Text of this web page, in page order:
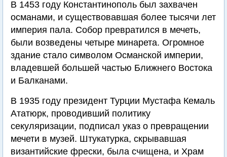
В 1453 году Константинополь был захвачен
османами, и существовавшая более тысячи лет
империя пала. Собор превратился в мечеть,
были возведены четыре минарета. Огромное
здание стало символом Османской империи,
владевшей большей частью Ближнего Востока
и Балканами.
В 1935 году президент Турции Мустафа Кемаль
Ататюрк, проводивший политику
секуляризации, подписал указ о превращении
мечети в музей. Штукатурка, скрывавшая
византийские фрески, была счищена, и Храм